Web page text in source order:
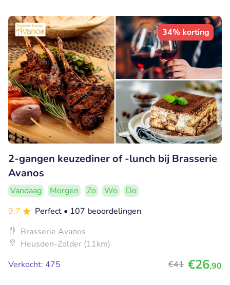
34% korting
2-gangen keuzediner of -lunch bij Brasserie
Avanos
Vandaag Morgen Zo Wo
Do
9.7
Perfect • 107 beoordelingen
Brasserie Avanos
Heusden-Zolder (11km)
Verkocht: 475
€41 €26,90